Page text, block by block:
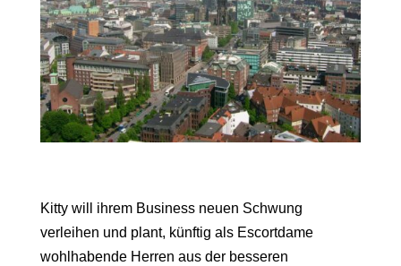
Kitty will ihrem Business neuen Schwung
verleihen und plant, künftig als Escortdame
wohlhabende Herren aus der besseren